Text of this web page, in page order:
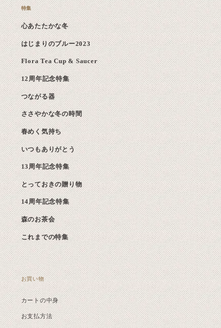
心あたたかな冬
はじまりのブルー2023
Flora Tea Cup & Saucer
12周年記念特集
つながる器
ささやかな冬の時間
春めく気持ち
いつもありがとう
13周年記念特集
とっておきの贈り物
14周年記念特集
森のお茶会
これまでの特集
お買い物
カートの中身
お支払方法